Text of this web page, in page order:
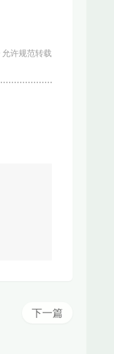
许规范转载
下一篇